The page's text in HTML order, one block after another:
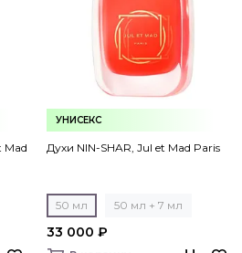
Mad
УНИСЕКС
Духи NIN-SHAR, Jul et Mad Paris
50 мл 50 мл + 7 мл
33 000 ₽